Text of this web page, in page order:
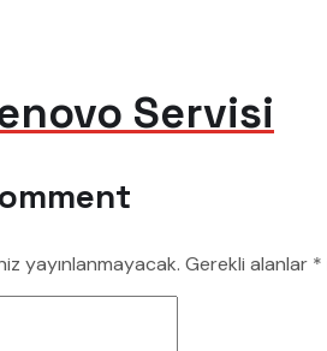
Servisi
yayınlanmayacak. Gerekli alanlar *